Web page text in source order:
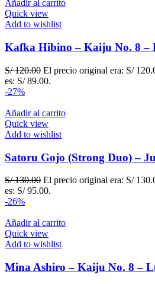
Añadir al carrito
Quick view
Add to wishlist
Kafka Hibino – Kaiju No. 8 –
S/120.00 El precio original era: S/
es: S/ 89.00.
-27%
Añadir al carrito
Quick view
Add to wishlist
Satoru Gojo (Strong Duo) –
S/130.00 El precio original era: S/
es: S/ 95.00.
-26%
Añadir al carrito
Quick view
Add to wishlist
Mina Ashiro – Kaiju No. 8 –